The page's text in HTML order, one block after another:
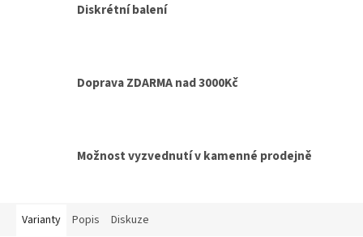
Diskrétní balení
Doprava ZDARMA nad 3000Kč
Možnost vyzvednutí v kamenné prodejně
Varianty Popis Diskuze